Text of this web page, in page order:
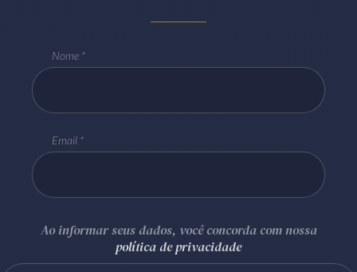
Nome
Email
Ao informar seus dados, você concorda com nossa
política de privacidade